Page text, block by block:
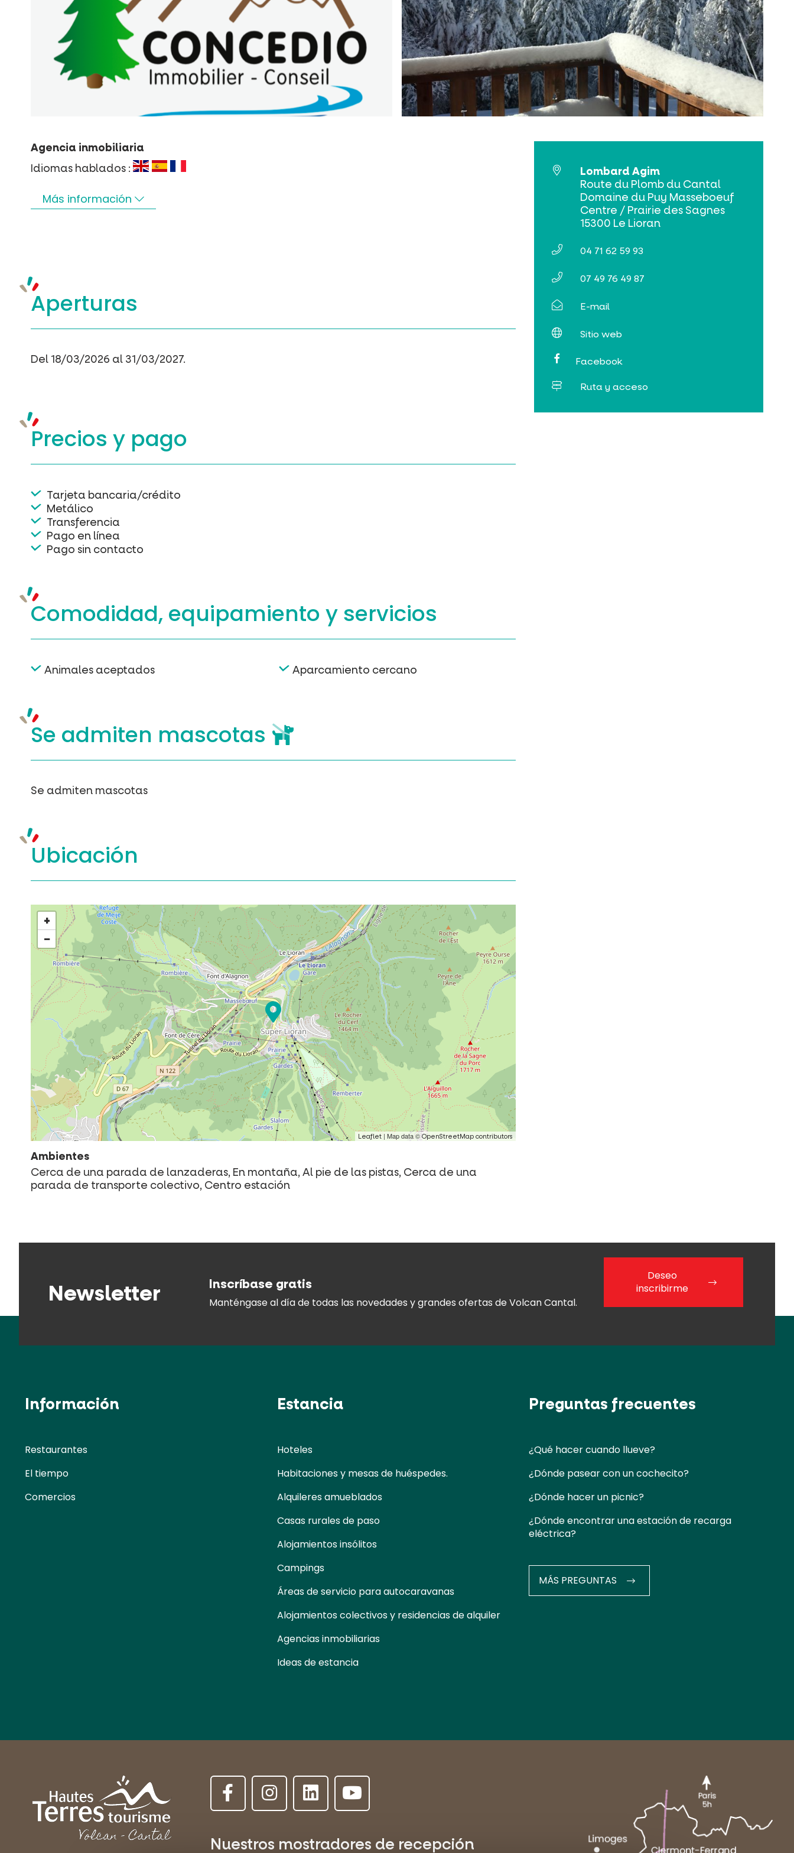
Agencia inmobiliaria
Idiomas hablados :
Más información
Aperturas
Del 18/03/2026 al 31/03/2027.
Precios y pago
Tarjeta bancaria/crédito
Metálico
Transferencia
Pago en línea
Pago sin contacto
Comodidad, equipamientoy servicios
Animales aceptados Aparcamiento cercano
Se admiten mascotas
Se admiten mascotas
Ubicación
+
−
Leaflet | Map data ©OpenStreetMap contributors
Ambientes
Cerca de una parada de lanzaderas, En montaña, Al pie de las pistas, Cerca de una
parada de transporte colectivo, Centro estación
Lombard Agim
Route du Plomb du Cantal
Domaine du Puy Masseboeuf
Centre / Prairie des Sagnes
15300 Le Lioran
04 71 62 59 93
07 49 76 49 87
E-mail
Sitio web
Facebook
Ruta y acceso
Newsletter Inscríbase gratis
Manténgase al díade todas las novedades ygrandes ofertas de Volcan Cantal.
Deseo
inscribirme
Información
Restaurantes
El tiempo
Comercios
Estancia
Hoteles
Habitaciones y mesas de huéspedes.
Alquileres amueblados
Casas rurales de paso
Alojamientos insólitos
Campings
Áreas de servicio para autocaravanas
Alojamientos colectivos y residencias de alquiler
Agencias inmobiliarias
Ideas de estancia
Preguntas frecuentes
¿Qué hacer cuando llueve?
¿Dónde pasear con un cochecito?
¿Dónde hacer un picnic?
¿Dónde encontrar una estación de recarga
eléctrica?
MÁS PREGUNTAS
Nuestros mostradores de recepción